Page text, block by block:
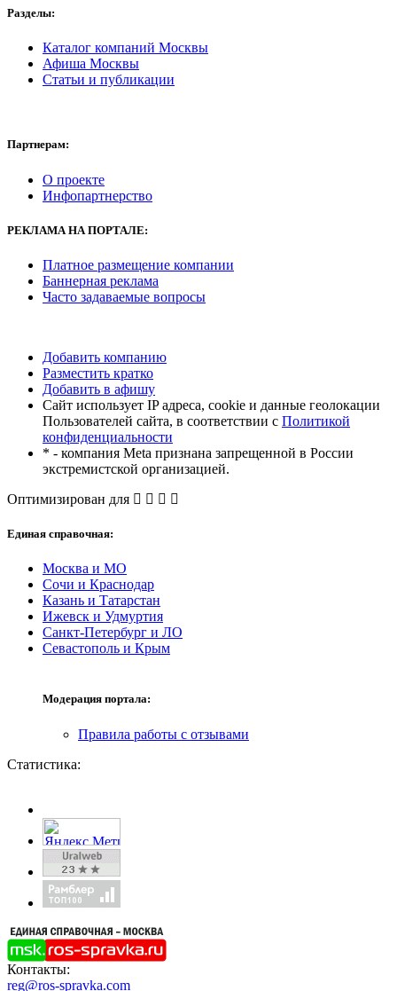
Разделы:
Каталог компаний Москвы
Афиша Москвы
Статьи и публикации
Партнерам:
О проекте
Инфопартнерство
РЕКЛАМА НА ПОРТАЛЕ:
Платное размещение компании
Баннерная реклама
Часто задаваемые вопросы
Добавить компанию
Разместить кратко
Добавить в афишу
Сайт использует IP адреса, cookie и данные геолокации
Пользователей сайта, в соответствии с Политикой
конфиденциальности
* - компания Meta признана запрещенной в России
экстремистской организацией.
Оптимизирован для
Единая справочная:
Москва и МО
Сочи и Краснодар
Казань и Татарстан
Ижевск и Удмуртия
Санкт-Петербург и ЛО
Севастополь и Крым
Модерация портала:
Правила работы с отзывами
Статистика:
Контакты:
reg@ros-spravka.com